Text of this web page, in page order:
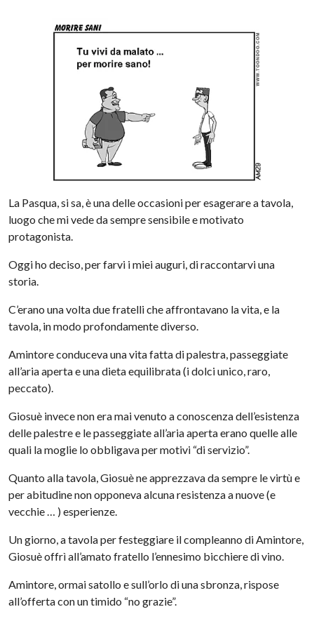
La Pasqua, si sa, è una delle occasioni per esagerare a tavola,
luogo che mi vede da sempre sensibile e motivato
protagonista.
Oggi ho deciso, per farvi i miei auguri, di raccontarvi una
storia.
C’erano una volta due fratelli che affrontavano la vita, e la
tavola, in modo profondamente diverso.
Amintore conduceva una vita fatta di palestra, passeggiate
all’aria aperta e una dieta equilibrata (i dolci unico, raro,
peccato).
Giosuè invece non era mai venuto a conoscenza dell’esistenza
delle palestre e le passeggiate all’aria aperta erano quelle alle
quali la moglie lo obbligava per motivi “di servizio”.
Quanto alla tavola, Giosuè ne apprezzava da sempre le virtù e
per abitudine non opponeva alcuna resistenza a nuove (e
vecchie … ) esperienze.
Un giorno, a tavola per festeggiare il compleanno di Amintore,
Giosuè offrì all’amato fratello l’ennesimo bicchiere di vino.
Amintore, ormai satollo e sull’orlo di una sbronza, rispose
all’offerta con un timido “no grazie”.